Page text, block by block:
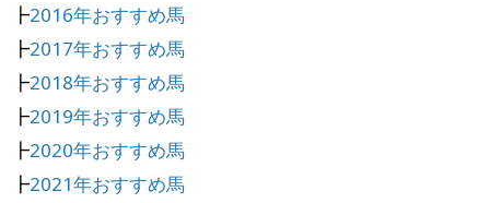
┣2016年おすすめ馬
┣2017年おすすめ馬
┣2018年おすすめ馬
┣2019年おすすめ馬
┣2020年おすすめ馬
┣2021年おすすめ馬